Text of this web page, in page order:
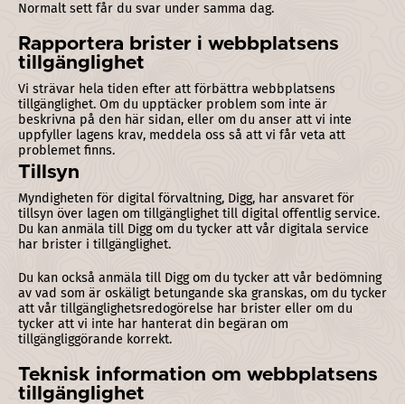
Normalt sett får du svar under samma dag.
Rapportera brister i webbplatsens
tillgänglighet
Vi strävar hela tiden efter att förbättra webbplatsens
tillgänglighet. Om du upptäcker problem som inte är
beskrivna på den här sidan, eller om du anser att vi inte
uppfyller lagens krav, meddela oss så att vi får veta att
problemet finns.
Tillsyn
Myndigheten för digital förvaltning, Digg, har ansvaret för
tillsyn över lagen om tillgänglighet till digital offentlig service.
Du kan anmäla till Digg om du tycker att vår digitala service
har brister i tillgänglighet.
Du kan också anmäla till Digg om du tycker att vår bedömning
av vad som är oskäligt betungande ska granskas, om du tycker
att vår tillgänglighetsredogörelse har brister eller om du
tycker att vi inte har hanterat din begäran om
tillgängliggörande korrekt.
Teknisk information om webbplatsens
tillgänglighet